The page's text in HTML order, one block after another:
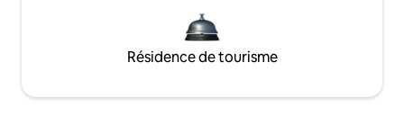
Résidence de tourisme